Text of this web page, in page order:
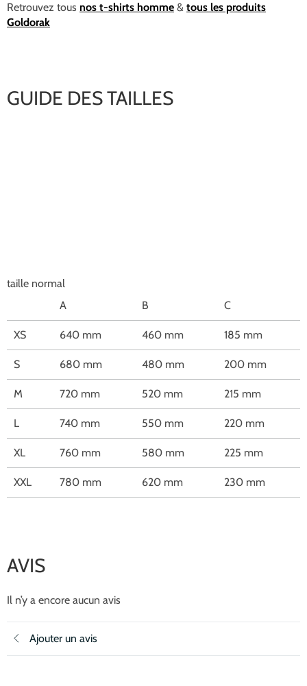
Retrouvez tous nos t-shirts homme & tous les produits
Goldorak
GUIDE DES TAILLES
taille normal
A
B C
XS 640 mm 460 mm 185 mm
S 680 mm 480 mm 200 mm
M 720 mm 520 mm 215 mm
L 740 mm 550 mm 220 mm
XL 760 mm 580 mm 225 mm
XXL 780 mm 620 mm 230 mm
AVIS
Il n’y a encore aucun avis
Ajouter un avis